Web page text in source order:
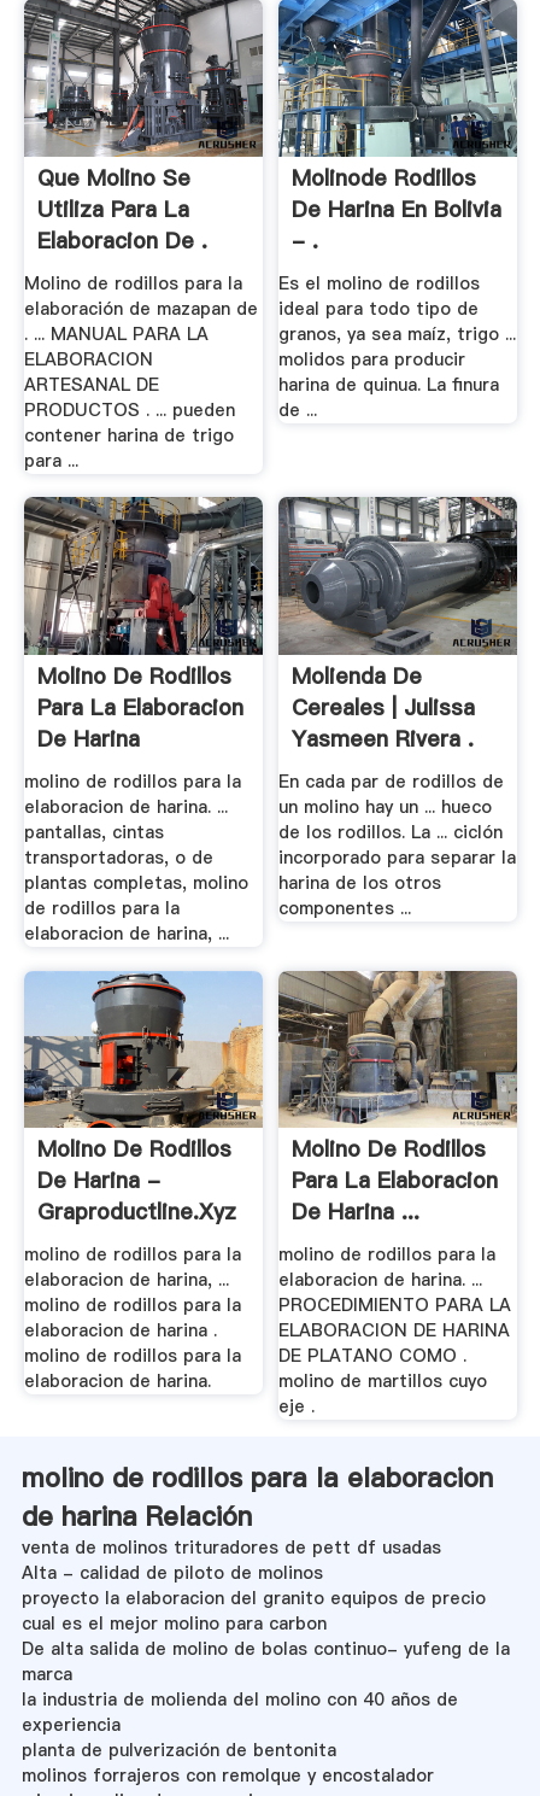
Que Molino Se
Utiliza Para La
Elaboracion De .
Molino de rodillos para la
elaboración de mazapan de
. ... MANUAL PARA LA
ELABORACION
ARTESANAL DE
PRODUCTOS . ... pueden
contener harina de trigo
para ...
Molinode Rodillos
De Harina En Bolivia
- .
Es el molino de rodillos
ideal para todo tipo de
granos, ya sea maíz, trigo ...
molidos para producir
harina de quinua. La finura
de ...
Molino De Rodillos
Para La Elaboracion
De Harina
molino de rodillos para la
elaboracion de harina. ...
pantallas, cintas
transportadoras, o de
plantas completas, molino
de rodillos para la
elaboracion de harina, ...
Molienda De
Cereales | Julissa
Yasmeen Rivera .
En cada par de rodillos de
un molino hay un ... hueco
de los rodillos. La ... ciclón
incorporado para separar la
harina de los otros
componentes ...
Molino De Rodillos
De Harina -
Graproductline.xyz
molino de rodillos para la
elaboracion de harina, ...
molino de rodillos para la
elaboracion de harina .
molino de rodillos para la
elaboracion de harina.
Molino De Rodillos
Para La Elaboracion
De Harina ...
molino de rodillos para la
elaboracion de harina. ...
PROCEDIMIENTO PARA LA
ELABORACION DE HARINA
DE PLATANO COMO .
molino de martillos cuyo
eje .
molino de rodillos para la elaboracion
de harina Relación
venta de molinos trituradores de pett df usadas
Alta - calidad de piloto de molinos
proyecto la elaboracion del granito equipos de precio
cual es el mejor molino para carbon
De alta salida de molino de bolas continuo- yufeng de la
marca
la industria de molienda del molino con 40 años de
experiencia
planta de pulverización de bentonita
molinos forrajeros con remolque y encostalador